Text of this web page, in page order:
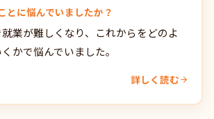
とに悩んでいましたか？
業が難しくなり、これからをどのよ
かで悩んでいました。
詳しく読む